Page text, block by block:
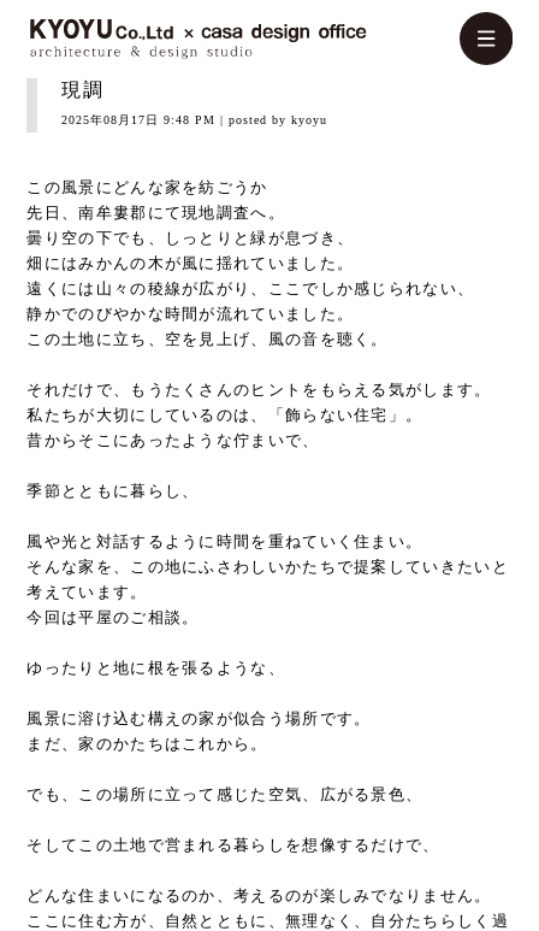
現調
2025年08月17日 9:48 PM | posted by kyoyu
この風景にどんな家を紡ごうか
先日、南牟婁郡にて現地調査へ。
曇り空の下でも、しっとりと緑が息づき、
畑にはみかんの木が風に揺れていました。
遠くには山々の稜線が広がり、ここでしか感じられない、
静かでのびやかな時間が流れていました。
この土地に立ち、空を見上げ、風の音を聴く。
それだけで、もうたくさんのヒントをもらえる気がします。
私たちが大切にしているのは、
「飾らない住宅」 。
昔からそこにあったような佇まいで、
季節とともに暮らし、
風や光と対話するように時間を重ねていく住まい。
そんな家を、この地にふさわしいかたちで提案していきたいと
考えています。
今回は平屋のご相談。
ゆったりと地に根を張るような、
風景に溶け込む構えの家が似合う場所です。
まだ、家のかたちはこれから。
でも、この場所に立って感じた空気、広がる景色、
そしてこの土地で営まれる暮らしを想像するだけで、
どんな住まいになるのか、考えるのが楽しみでなりません。
ここに住む方が、自然とともに、無理なく、自分たちらしく過